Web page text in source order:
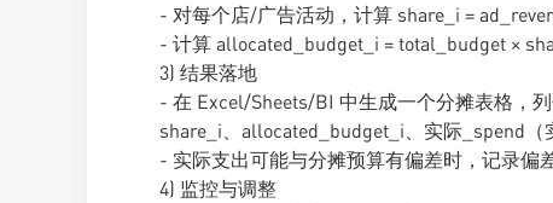
- 对每个店/广告活动，计算 share_i =
- 计算 allocated_budget_i = total_budget ×
3) 结果落地
- 在 Excel/Sheets/BI 中生成一个分摊表格，
share_i、allocated_budget_i、实际_spend（
- 实际支出可能与分摊预算有偏差时，记录偏
4) 监控与调整